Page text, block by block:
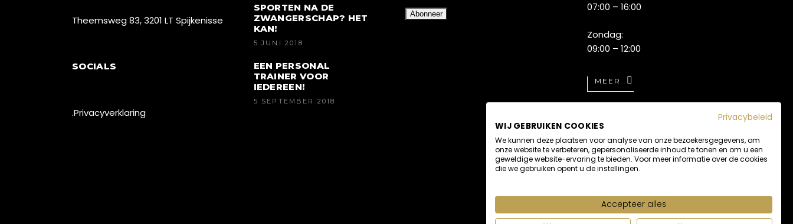
Theemsweg 83, 3201 LT Spijkenisse
SOCIALS
.Privacyverklaring
SPORTEN NA DE
ZWANGERSCHAP? HET
KAN!
5 JUNI 2018
EEN PERSONAL
TRAINER VOOR
IEDEREEN!
5 SEPTEMBER 2018
07:00 – 16:00
Zondag:
09:00 – 12:00
MEER
Privacybeleid
WIJ GEBRUIKEN COOKIES
We kunnen deze plaatsen voor analyse van onze bezoekersgegevens, om
onze website te verbeteren, gepersonaliseerde inhoud te tonen en om u een
geweldige website-ervaring te bieden. Voor meer informatie over de cookies
die we gebruiken opent u de instellingen.
Accepteer alles